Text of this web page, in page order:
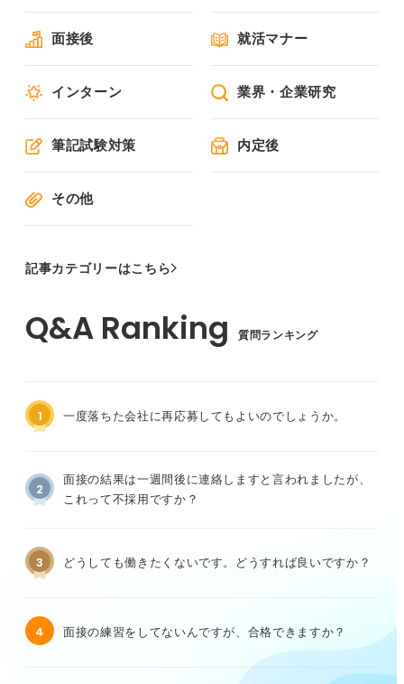
面接後 就活マナー
インターン 業界・企業研究
筆記試験対策 内定後
その他
記事カテゴリーはこちら
質問ランキング
1 一度落ちた会社に再応募してもよいのでしょうか。
2
面接の結果は一週間後に連絡しますと言われましたが、
これって不採用ですか？
3 どうしても働きたくないです。どうすれば良いですか？
4 面接の練習をしてないんですが、合格できますか？